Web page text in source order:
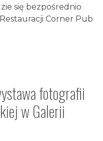
się bezpośrednio
Corner Pub
fotografii
w Galerii